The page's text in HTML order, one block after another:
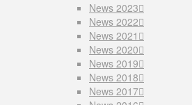
News 2023
News 2022
News 2021
News 2020
News 2019
News 2018
News 2017